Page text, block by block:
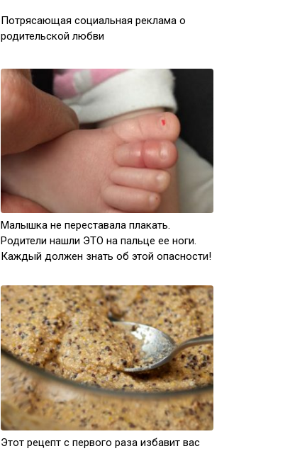
Потрясающая социальная реклама о
родительской любви
Малышка не переставала плакать.
Родители нашли ЭТО на пальце ее ноги.
Каждый должен знать об этой опасности!
Этот рецепт с первого раза избавит вас